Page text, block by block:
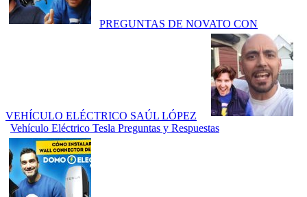
PREGUNTAS DE NOVATO CON
VEHÍCULO ELÉCTRICO SAÚL LÓPEZ
Vehículo Eléctrico Tesla Preguntas y Respuestas